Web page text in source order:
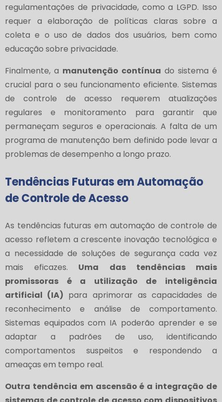
regulamentações de privacidade, como a LGPD. Isso
requer a elaboração de políticas claras sobre a
coleta e o uso de dados dos usuários, bem como
educação sobre privacidade.
Finalmente, a manutenção contínua do sistema é
crucial para o seu funcionamento eficiente. Sistemas
de controle de acesso requerem atualizações
regulares e monitoramento para garantir que
permaneçam seguros e operacionais. A falta de um
programa de manutenção bem definido pode levar a
problemas de desempenho a longo prazo.
Tendências Futuras em Automação
de Controle de Acesso
As tendências futuras em automação de controle de
acesso refletem a crescente inovação tecnológica e
a necessidade de soluções de segurança cada vez
mais eficazes. Uma das tendências mais
promissoras é a utilização de inteligência
artificial (IA) para aprimorar as capacidades de
reconhecimento e análise de comportamento.
Sistemas equipados com IA poderão aprender e se
adaptar a padrões de uso, identificando
comportamentos suspeitos e respondendo a
ameaças em tempo real.
Outra tendência em ascensão é a integração de